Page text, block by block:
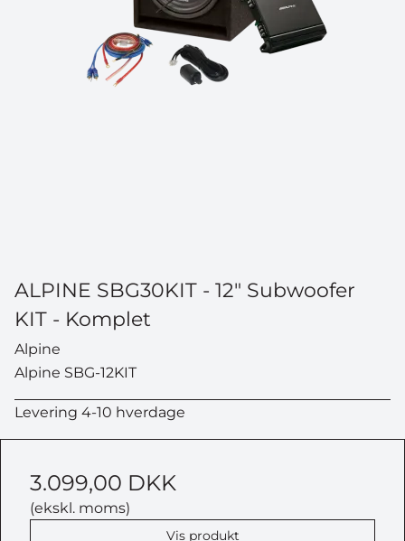
ALPINE SBG30KIT - 12" Subwoofer
KIT - Komplet
Alpine
Alpine SBG-12KIT
Levering 4-10 hverdage
3.099,00 DKK
(ekskl. moms)
Vis produkt